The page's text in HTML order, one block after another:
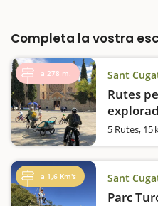
Completa la vostra
a 278 m. Sant
Rutes
5 Rutes, 15
llocs
a 1,6 Km's Sant
Parc